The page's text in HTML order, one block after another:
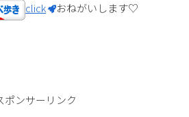
click おねがいします♡
ポンサーリンク